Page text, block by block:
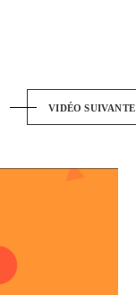
VIDÉO SUIVANTE